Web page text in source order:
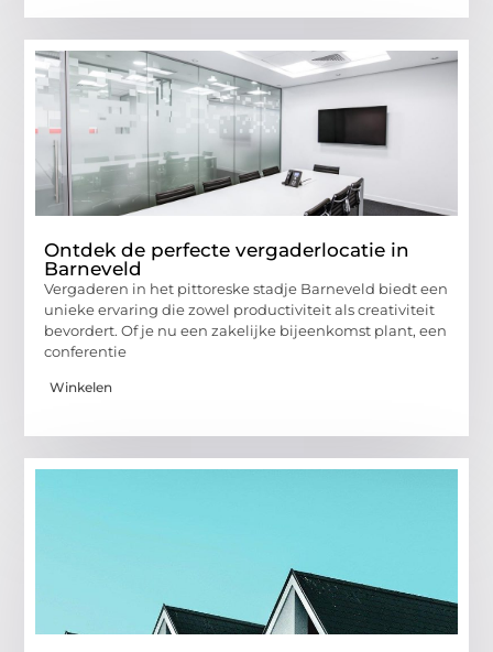
Ontdek de perfecte vergaderlocatie in
Barneveld
Vergaderen in het pittoreske stadje Barneveld biedt een
unieke ervaring die zowel productiviteit als creativiteit
bevordert. Of je nu een zakelijke bijeenkomst plant, een
conferentie
Winkelen